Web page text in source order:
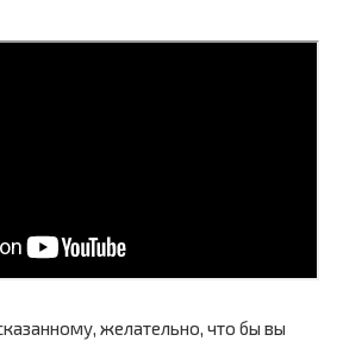
желательно, что бы вы